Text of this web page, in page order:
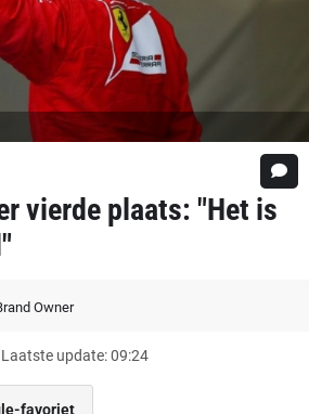
vierde plaats: "Het is
Owner
Laatste update: 09:24
favoriet